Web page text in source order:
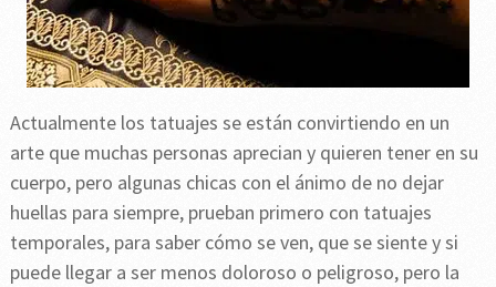
Actualmente los tatuajes se están convirtiendo en un
arte que muchas personas aprecian y quieren tener en su
cuerpo, pero algunas chicas con el ánimo de no dejar
huellas para siempre, prueban primero con tatuajes
temporales, para saber cómo se ven, que se siente y si
puede llegar a ser menos doloroso o peligroso, pero la